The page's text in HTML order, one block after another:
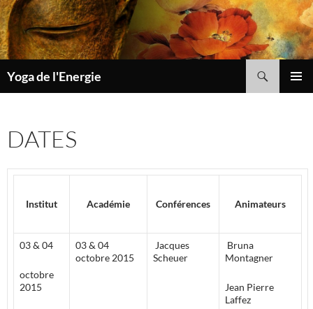
Aller
au
contenu
Yoga de l'Energie
DATES
Institut Académie Conférences Animateurs
03 & 04
octobre
2015
03 & 04
octobre 2015
Jacques
Scheuer
Bruna
Montagner
Jean Pierre
Laffez